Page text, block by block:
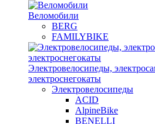
Веломобили
BERG
FAMILYBIKE
Электровелосипеды,
электроснегокаты
Электровелосипеды
ACID
AlpineBike
BENELLI